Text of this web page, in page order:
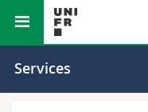
Université
Services